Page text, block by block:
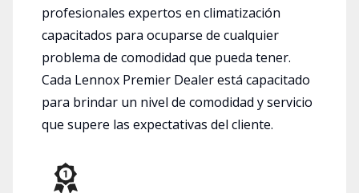
profesionales expertos en climatización
capacitados para ocuparse de cualquier
problema de comodidad que pueda tener.
Cada Lennox Premier Dealer está capacitado
para brindar un nivel de comodidad y servicio
que supere las expectativas del cliente.